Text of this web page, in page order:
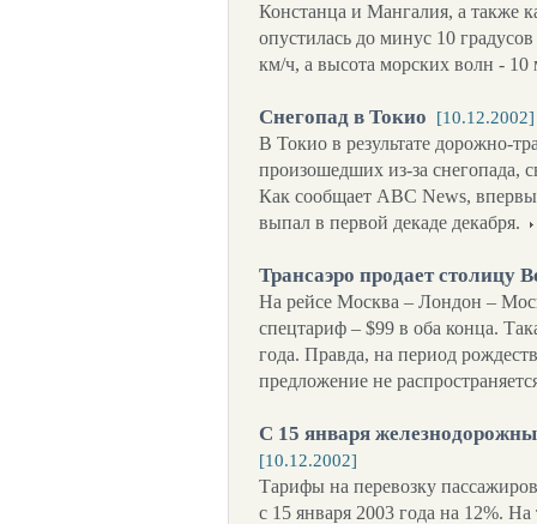
Констанца и Мангалия, а также
опустилась до минус 10
км/ч, а высота морских волн - 10
Снегопад в Токио [10.12.2002]
В Токио в результате дорожно-
произошедших из-за снегопада,
Как сообщает ABC News,
выпал в первой декаде декабря.
Трансаэро продает столицу
На рейсе Москва – Лондон –
спецтариф – $99 в оба конца.
года. Правда, на период
предложение не
С 15 января
[10.12.2002]
Тарифы на перевозку
с 15 января 2003 года на 12%.